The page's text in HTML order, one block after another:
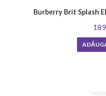
Burberry Brit Splash